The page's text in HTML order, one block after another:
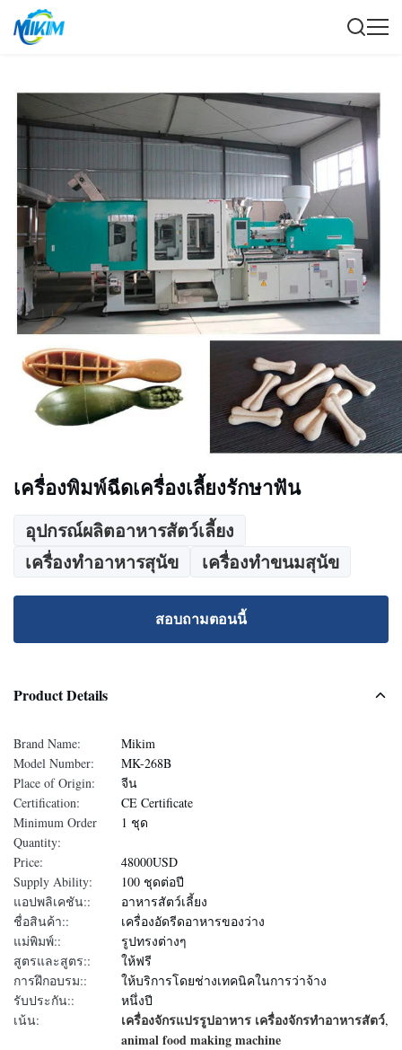
เครื่องพิมพ์ฉีดเครื่องเลี้ยงรักษาฟัน
อุปกรณ์ผลิตอาหารสัตว์เลี้ยง
เครื่องทําอาหารสุนัข
เครื่องทำขนมสุนัข
สอบถามตอนนี้
Product Details
Brand Name:
Mikim
Model Number:
MK-268B
Place of Origin:
จีน
Certification:
CE Certificate
Minimum Order
Quantity:
1 ชุด
Price:
48000USD
Supply Ability:
100 ชุดต่อปี
แอปพลิเคชัน::
อาหารสัตว์เลี้ยง
ชื่อสินค้า::
เครื่องอัดรีดอาหารของว่าง
แม่พิมพ์::
รูปทรงต่างๆ
สูตรและสูตร::
ให้ฟรี
การฝึกอบรม::
ให้บริการโดยช่างเทคนิคในการว่าจ้าง
รับประกัน::
หนึ่งปี
เน้น:
เครื่องจักรแปรรูปอาหาร เครื่องจักรทําอาหารสัตว์,
animal food making machine